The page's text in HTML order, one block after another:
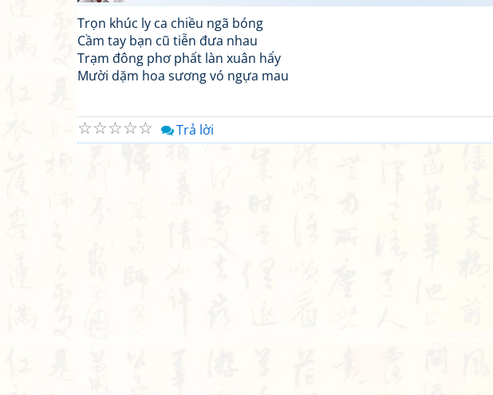
Trọn khúc ly ca chiều ngã bóng
Cầm tay bạn cũ tiễn đưa nhau
Trạm đông phơ phất làn xuân hẩy
Mười dặm hoa sương vó ngựa mau
☆
☆
☆
☆
☆ Trả lời